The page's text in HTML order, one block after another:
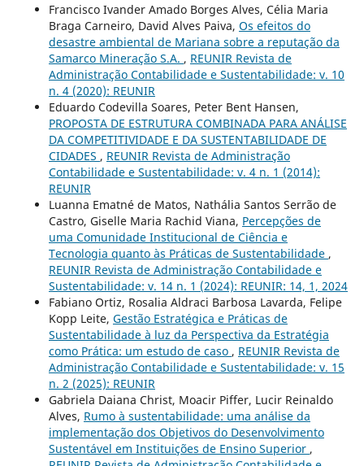
Francisco Ivander Amado Borges Alves, Célia Maria
Braga Carneiro, David Alves Paiva, Os efeitos do
desastre ambiental de Mariana sobre a reputação da
Samarco Mineração S.A. , REUNIR Revista de
Administração Contabilidade e Sustentabilidade: v. 10
n. 4 (2020): REUNIR
Eduardo Codevilla Soares, Peter Bent Hansen,
PROPOSTA DE ESTRUTURA COMBINADA PARA ANÁLISE
DA COMPETITIVIDADE E DA SUSTENTABILIDADE DE
CIDADES , REUNIR Revista de Administração
Contabilidade e Sustentabilidade: v. 4 n. 1 (2014):
REUNIR
Luanna Ematné de Matos, Nathália Santos Serrão de
Castro, Giselle Maria Rachid Viana, Percepções de
uma Comunidade Institucional de Ciência e
Tecnologia quanto às Práticas de Sustentabilidade ,
REUNIR Revista de Administração Contabilidade e
Sustentabilidade: v. 14 n. 1 (2024): REUNIR: 14, 1, 2024
Fabiano Ortiz, Rosalia Aldraci Barbosa Lavarda, Felipe
Kopp Leite, Gestão Estratégica e Práticas de
Sustentabilidade à luz da Perspectiva da Estratégia
como Prática: um estudo de caso , REUNIR Revista de
Administração Contabilidade e Sustentabilidade: v. 15
n. 2 (2025): REUNIR
Gabriela Daiana Christ, Moacir Piffer, Lucir Reinaldo
Alves, Rumo à sustentabilidade: uma análise da
implementação dos Objetivos do Desenvolvimento
Sustentável em Instituições de Ensino Superior ,